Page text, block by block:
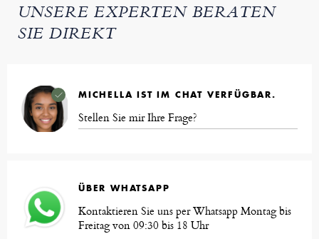
UNSERE EXPERTEN BERATEN
SIE DIREKT
MICHELLA IST IM CHAT VERFÜGBAR.
Stellen Sie mir Ihre Frage?
ÜBER WHATSAPP
Kontaktieren Sie uns per Whatsapp Montag bis
Freitag von 09:30 bis 18 Uhr